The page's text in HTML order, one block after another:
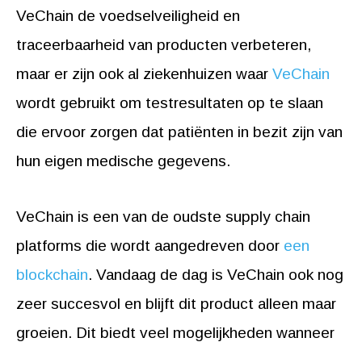
VeChain de voedselveiligheid en
traceerbaarheid van producten verbeteren,
maar er zijn ook al ziekenhuizen waar VeChain
wordt gebruikt om testresultaten op te slaan
die ervoor zorgen dat patiënten in bezit zijn van
hun eigen medische gegevens.
VeChain is een van de oudste supply chain
platforms die wordt aangedreven door een
blockchain. Vandaag de dag is VeChain ook nog
zeer succesvol en blijft dit product alleen maar
groeien. Dit biedt veel mogelijkheden wanneer